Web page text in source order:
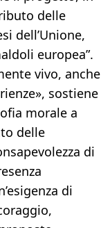
delle
dell’Unione,
europea”.
vivo, anche
sostiene
morale a
delle
di
di